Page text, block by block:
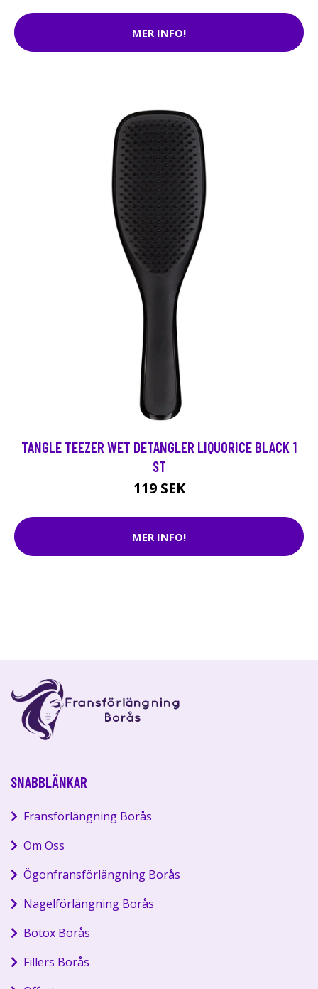
MER INFO!
TANGLE TEEZER WET DETANGLER LIQUORICE BLACK 1
ST
119 SEK
MER INFO!
SNABBLÄNKAR
Fransförlängning Borås
Om Oss
Ögonfransförlängning Borås
Nagelförlängning Borås
Botox Borås
Fillers Borås